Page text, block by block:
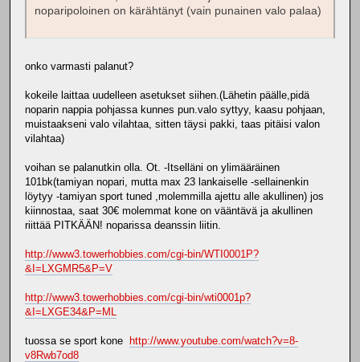
noparipoloinen on kärähtänyt (vain punainen valo palaa)
onko varmasti palanut?
kokeile laittaa uudelleen asetukset siihen.(Lähetin päälle,pidä
noparin nappia pohjassa kunnes pun.valo syttyy, kaasu pohjaan,
muistaakseni valo vilahtaa, sitten täysi pakki, taas pitäisi valon
vilahtaa)
voihan se palanutkin olla. Ot. -Itselläni on ylimääräinen
101bk(tamiyan nopari, mutta max 23 lankaiselle -sellainenkin
löytyy -tamiyan sport tuned ,molemmilla ajettu alle akullinen) jos
kiinnostaa, saat 30€ molemmat kone on vääntävä ja akullinen
riittää PITKÄÄN! noparissa deanssin liitin.
http://www3.towerhobbies.com/cgi-bin/WTI0001P?
&I=LXGMR5&P=V
http://www3.towerhobbies.com/cgi-bin/wti0001p?
&I=LXGE34&P=ML
tuossa se sport kone http://www.youtube.com/watch?v=8-
v8Rwb7od8